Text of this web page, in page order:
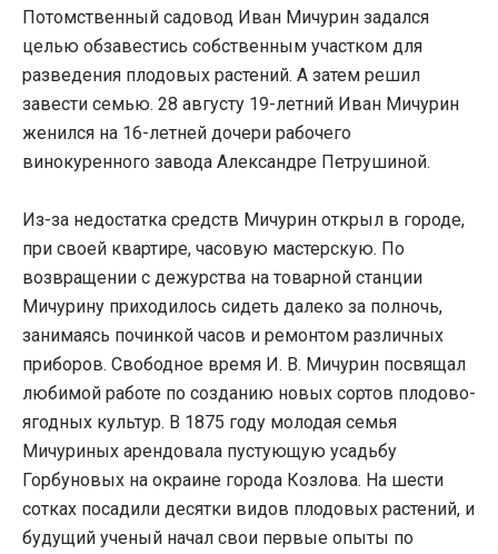
Потомственный садовод Иван Мичурин задался
целью обзавестись собственным участком для
разведения плодовых растений. А затем решил
завести семью. 28 августу 19-летний Иван Мичурин
женился на 16-летней дочери рабочего
винокуренного завода Александре Петрушиной.
Из-за недостатка средств Мичурин открыл в городе,
при своей квартире, часовую мастерскую. По
возвращении с дежурства на товарной станции
Мичурину приходилось сидеть далеко за полночь,
занимаясь починкой часов и ремонтом различных
приборов. Свободное время И. В. Мичурин посвящал
любимой работе по созданию новых сортов плодово-
ягодных культур. В 1875 году молодая семья
Мичуриных арендовала пустующую усадьбу
Горбуновых на окраине города Козлова. На шести
сотках посадили десятки видов плодовых растений, и
будущий ученый начал свои первые опыты по